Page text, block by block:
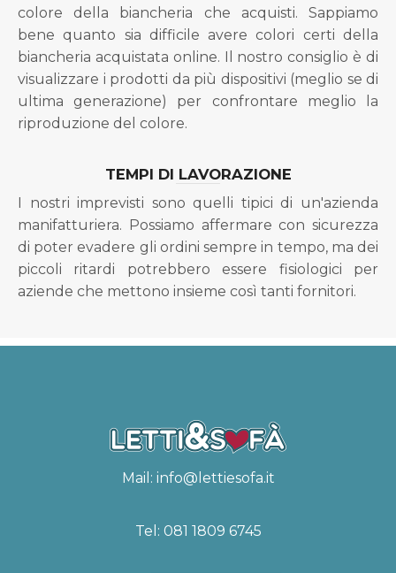
colore della biancheria che acquisti. Sappiamo
bene quanto sia difficile avere colori certi della
biancheria acquistata online. Il nostro consiglio è di
visualizzare i prodotti da più dispositivi (meglio se di
ultima generazione) per confrontare meglio la
riproduzione del colore.
TEMPI DI LAVORAZIONE
I nostri imprevisti sono quelli tipici di un'azienda
manifatturiera. Possiamo affermare con sicurezza
di poter evadere gli ordini sempre in tempo, ma dei
piccoli ritardi potrebbero essere fisiologici per
aziende che mettono insieme così tanti fornitori.
Mail: info@lettiesofa.it
Tel: 081 1809 6745